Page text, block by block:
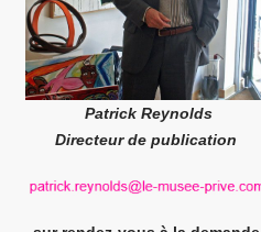
Patrick Reynolds
Directeur de publication